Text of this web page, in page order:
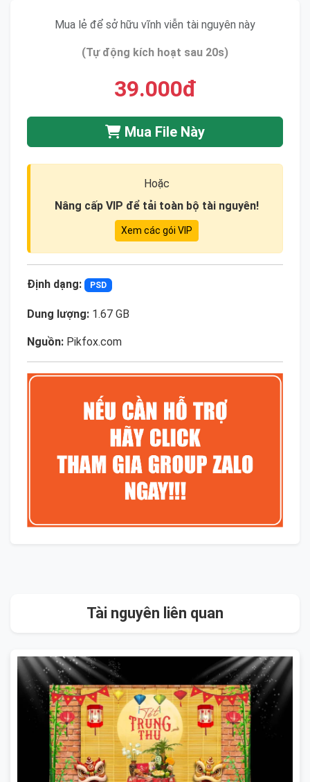
Mua lẻ để sở hữu vĩnh viễn tài nguyên này
(Tự động kích hoạt sau 20s)
39.000đ
Mua File Này
Hoặc
Nâng cấp VIP để tải toàn bộ tài nguyên!
Xem các gói VIP
Định dạng: PSD
Dung lượng: 1.67 GB
Nguồn: Pikfox.com
Tài nguyên liên quan